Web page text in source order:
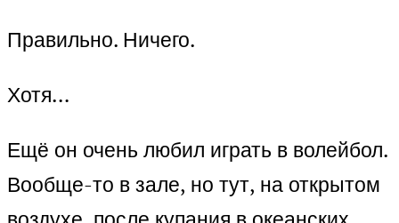
Правильно. Ничего.
Хотя…
Ещё он очень любил играть в волейбол.
Вообще-то в зале, но тут, на открытом